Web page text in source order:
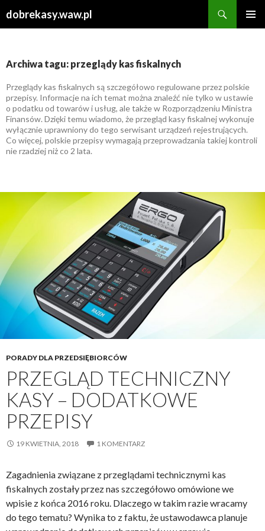
dobrekasy.waw.pl
Archiwa tagu: przeglądy kas fiskalnych
Przeglądy kas fiskalnych są szczegółowo regulowane przez polskie
przepisy. Informacje na ich temat można znaleźć nie tylko w ustawie
o podatku od towarów i usług, ale także w Rozporządzeniu Ministra
Finansów. Dzięki temu wiadomo, że przegląd kasy fiskalnej wykonuje
wyłącznie uprawniony do tego serwisant urządzeń rejestrujących.
Co więcej, polskie przepisy wymagają przeprowadzania takiej kontroli
nie rzadziej niż co 2 lata.
PORADY DLA PRZEDSIĘBIORCÓW
PRZEGLĄD TECHNICZNY
KASY – DODATKOWE
PRZEPISY
19 KWIETNIA, 2018 1 KOMENTARZ
Zagadnienia związane z przeglądami technicznymi kas
fiskalnych zostały przez nas szczegółowo omówione we
wpisie z końca 2016 roku. Dlaczego w takim razie wracamy
do tego tematu? Wynika to z faktu, że ustawodawca planuje